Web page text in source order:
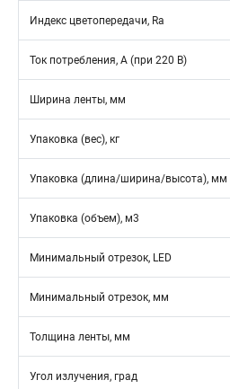
Индекс цветопередачи, Ra
Ток потребления, А (при 220 В)
Ширина ленты, мм
Упаковка (вес), кг
Упаковка (длина/ширина/высота), мм
Упаковка (объем), м3
Минимальный отрезок, LED
Минимальный отрезок, мм
Толщина ленты, мм
Угол излучения, град